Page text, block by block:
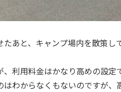
あと、キャンプ場内を散策し
利用料金はかなり高めの設定
わからなくもないのですが